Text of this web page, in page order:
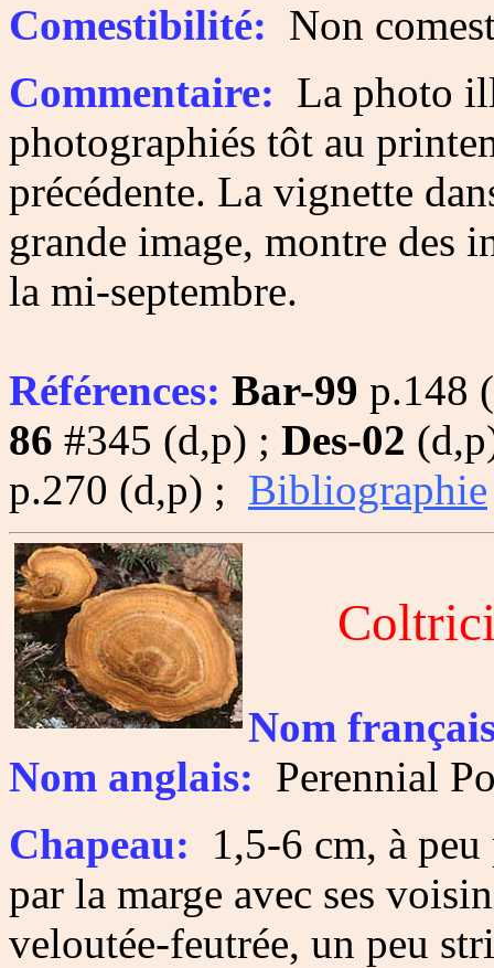
Comestibilité: Non
Commentaire: La photo
photographiés tôt au
précédente. La vignette
grande image, montre des
la mi-septembre.
Références: Bar-99 p.148
86 #345 (d,p) ; Des-02
p.270 (d,p) ; Bibliographie
Nom
Nom anglais: Perennial
Chapeau: 1,5-6 cm, à
par la marge avec ses
veloutée-feutrée, un peu